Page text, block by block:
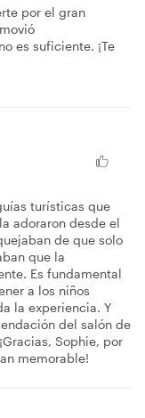
por el gran
es suficiente. ¡Te
turísticas que
adoraron desde el
de que solo
que la
Es fundamental
a los niños
la experiencia. Y
del salón de
Sophie, por
memorable!